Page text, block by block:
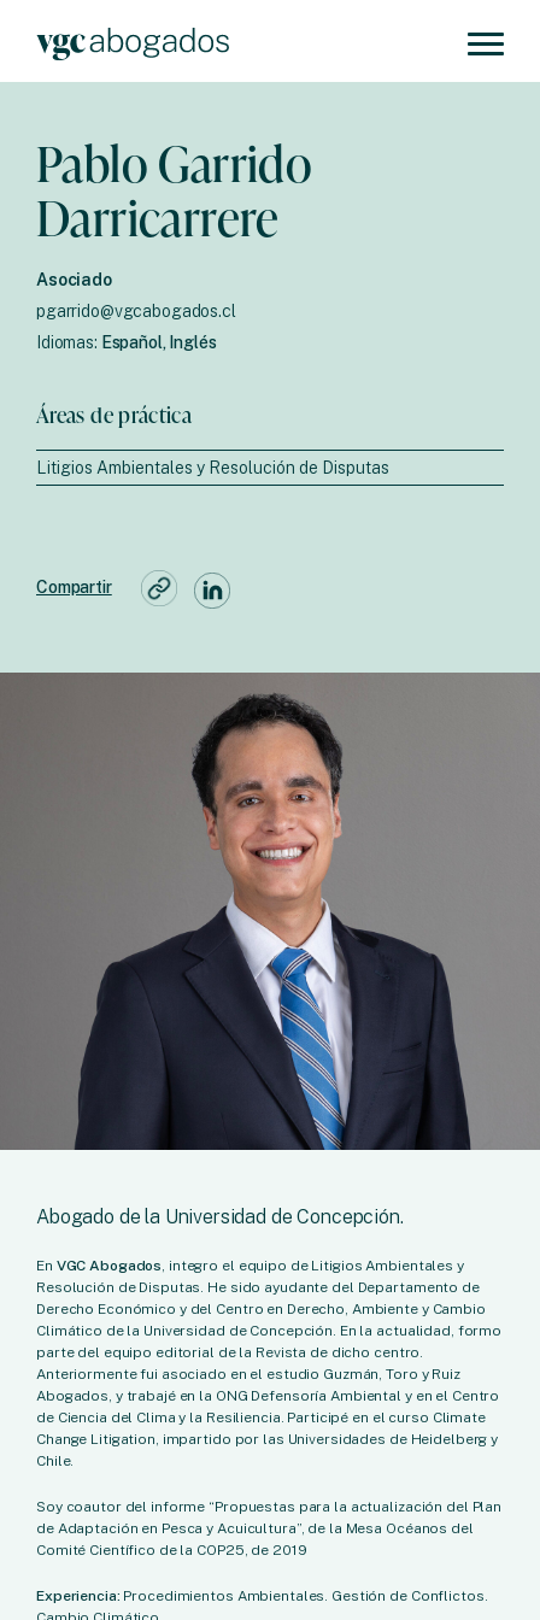
Pablo Garrido
Darricarrere
Asociado
pgarrido@vgcabogados.cl
Idiomas: Español, Inglés
Áreas de práctica
Litigios Ambientales y Resolución de Disputas
Compartir
Abogado de la Universidad de Concepción.
En VGC Abogados , integro el equipo de Litigios Ambientales y
Resolución de Disputas. He sido ayudante del Departamento de
Derecho Económico y del Centro en Derecho, Ambiente y Cambio
Climático de la Universidad de Concepción. En la actualidad, formo
parte del equipo editorial de la Revista de dicho centro.
Anteriormente fui asociado en el estudio Guzmán, Toro y Ruiz
Abogados, y trabajé en la ONG Defensoría Ambiental y en el Centro
de Ciencia del Clima y la Resiliencia. Participé en el curso Climate
Change Litigation, impartido por las Universidades de Heidelberg y
Chile.
Soy coautor del informe “Propuestas para la actualización del Plan
de Adaptación en Pesca y Acuicultura”, de la Mesa Océanos del
Comité Científico de la COP25, de 2019
Experiencia: Procedimientos Ambientales. Gestión de Conflictos.